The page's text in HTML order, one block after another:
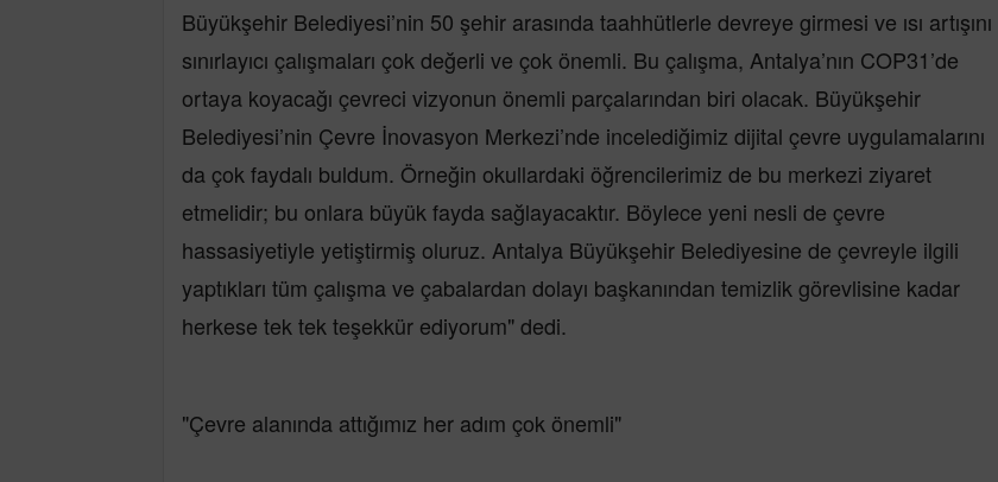
Büyükşehir Belediyesi’nin 50 şehir arasında taahhütlerle devreye girmesi ve ısı artışını
sınırlayıcı çalışmaları çok değerli ve çok önemli. Bu çalışma, Antalya’nın COP31’de
ortaya koyacağı çevreci vizyonun önemli parçalarından biri olacak. Büyükşehir
Belediyesi’nin Çevre İnovasyon Merkezi’nde incelediğimiz dijital çevre uygulamalarını
da çok faydalı buldum. Örneğin okullardaki öğrencilerimiz de bu merkezi ziyaret
etmelidir; bu onlara büyük fayda sağlayacaktır. Böylece yeni nesli de çevre
hassasiyetiyle yetiştirmiş oluruz. Antalya Büyükşehir Belediyesine de çevreyle ilgili
yaptıkları tüm çalışma ve çabalardan dolayı başkanından temizlik görevlisine kadar
herkese tek tek teşekkür ediyorum" dedi.
"Çevre alanında attığımız her adım çok önemli"